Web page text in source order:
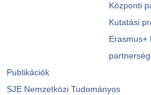
Központi
Kutatási
Erasmus+
Publikációk
SJE Nemzetközi Tudományos